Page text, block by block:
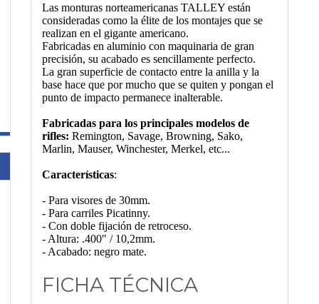
Las monturas norteamericanas TALLEY están
consideradas como la élite de los montajes que se
realizan en el gigante americano.
Fabricadas en aluminio con maquinaria de gran
precisión, su acabado es sencillamente perfecto.
La gran superficie de contacto entre la anilla y la
base hace que por mucho que se quiten y pongan el
punto de impacto permanece inalterable.
Fabricadas para los principales modelos de
rifles: Remington, Savage, Browning, Sako,
Marlin, Mauser, Winchester, Merkel, etc...
Características:
- Para visores de 30mm.
- Para carriles Picatinny.
- Con doble fijación de retroceso.
- Altura: .400" / 10,2mm.
- Acabado: negro mate.
FICHA TÉCNICA